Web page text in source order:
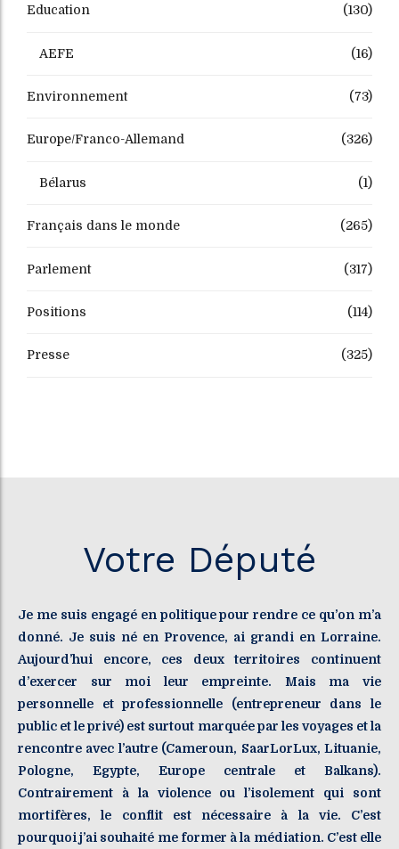
Education (130)
AEFE (16)
Environnement (73)
Europe/Franco-Allemand (326)
Bélarus (1)
Français dans le monde (265)
Parlement (317)
Positions (114)
Presse (325)
Votre Député
Je me suis engagé en politique pour rendre ce qu’on m’a
donné. Je suis né en Provence, ai grandi en Lorraine.
Aujourd’hui encore, ces deux territoires continuent
d’exercer sur moi leur empreinte. Mais ma vie
personnelle et professionnelle (entrepreneur dans le
public et le privé) est surtout marquée par les voyages et la
rencontre avec l’autre (Cameroun, SaarLorLux, Lituanie,
Pologne, Egypte, Europe centrale et Balkans).
Contrairement à la violence ou l’isolement qui sont
mortifères, le conflit est nécessaire à la vie. C’est
pourquoi j’ai souhaité me former à la médiation. C’est elle